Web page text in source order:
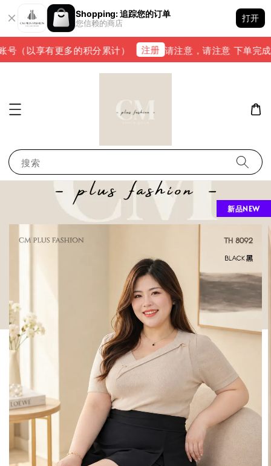
Shopping: 追踪您的订单
您信赖的商店
打开
（以享有更多的积分累计） 注册 请注意，请注意 下单完成
搜索
新品NEW